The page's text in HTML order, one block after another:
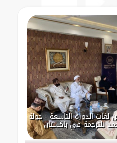
لغات الدورة التاسعة - جولة
للترجمة في باكستان